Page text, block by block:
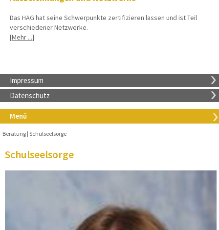
Das HAG hat seine Schwerpunkte zertifizieren lassen und ist Teil
verschiedener Netzwerke.
[Mehr ...]
Impressum
Datenschutz
Menü
Beratung Schulseelsorge
Schulseelsorge